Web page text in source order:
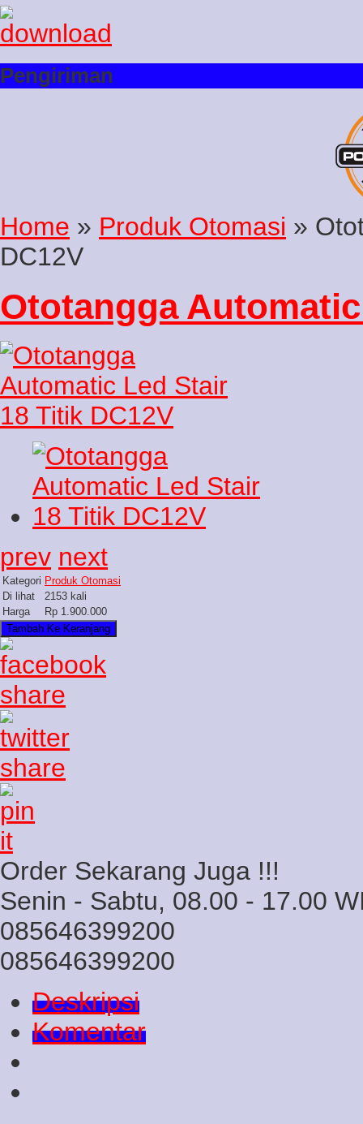
Pengiriman
Home » Produk Otomasi »
DC12V
Ototangga
prev next
Kategori Produk Otomasi
Di lihat
2153 kali
Harga
Rp 1.900.000
Order Sekarang Juga !!!
Senin - Sabtu, 08.00 - 17.00
085646399200
085646399200
Deskripsi
Komentar